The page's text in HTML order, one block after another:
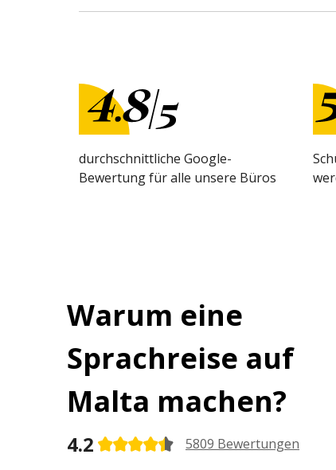
durchschnittliche Google-
Bewertung für alle unsere Büros
Warum eine
Sprachreise auf
Malta machen?
4.2 5809 Bewertungen